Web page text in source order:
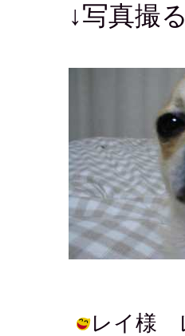
↓写真撮
レイ様